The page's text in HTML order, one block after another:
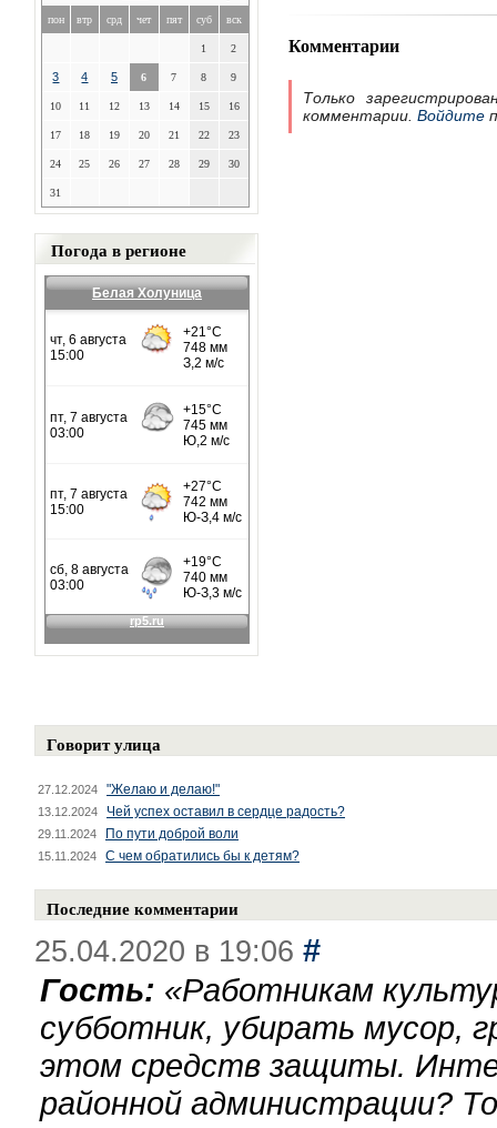
пон втр срд чет пят суб вск
1 2
3 4 5 6 7 8 9
10 11 12 13 14 15 16
17 18 19 20 21 22 23
24 25 26 27 28 29 30
31
Погода в регионе
Белая Холуница
Комментарии
Только
комментарии. Войдите
Говорит улица
27.12.2024 "Желаю и делаю!"
13.12.2024 Чей успех оставил в сердце радость?
29.11.2024 По пути доброй воли
15.11.2024 С чем обратились бы к детям?
Последние комментарии
25.04.2020 в 19:06 #
Гость: «Работникам
субботник, убирать мусор,
этом средств защиты.
районной администрации?